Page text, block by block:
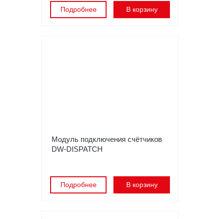
Подробнее В корзину
Модуль подключения счётчиков
DW-DISPATCH
Подробнее В корзину